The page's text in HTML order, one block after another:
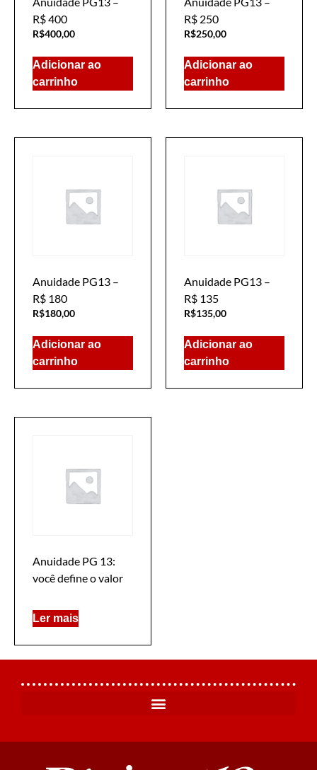
R$ 400
R$400,00
Adicionar ao
carrinho
R$ 250
R$250,00
Adicionar ao
carrinho
Anuidade PG13 –
R$ 180
R$180,00
Adicionar ao
carrinho
Anuidade PG13 –
R$ 135
R$135,00
Adicionar ao
carrinho
Anuidade PG 13:
você define o valor
Ler mais